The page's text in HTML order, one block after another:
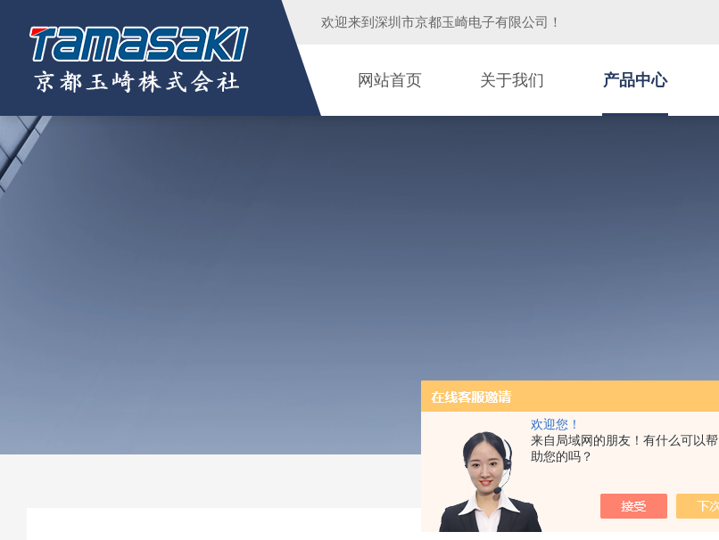
欢迎您！
来自局域网的朋友！有什么可以帮
助您的吗？
欢迎来到 深圳市京都玉崎电子有限公司 ！
网站首页 关于我们 产品中心